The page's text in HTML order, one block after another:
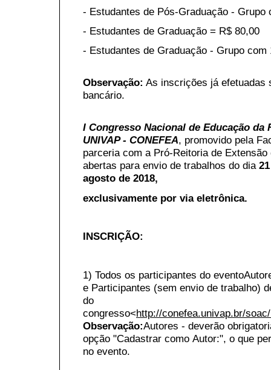
- Estudantes de Pós-Graduação -
- Estudantes de Graduação = R$ 80,00
- Estudantes de Graduação - Grupo
Observação: As inscrições já efetuadas
bancário.
I Congresso Nacional de Educação da
UNIVAP - CONEFEA, promovido pela
parceria com a Pró-Reitoria de
abertas para envio de trabalhos do dia
agosto de 2018,
exclusivamente por via eletrônica.
INSCRIÇÃO:
1) Todos os participantes do evento
e Participantes (sem envio de trabalho)
do
congresso<http://conefea.univap.br/
Observação:Autores - deverão
opção "Cadastrar como Autor:", o que
no evento.